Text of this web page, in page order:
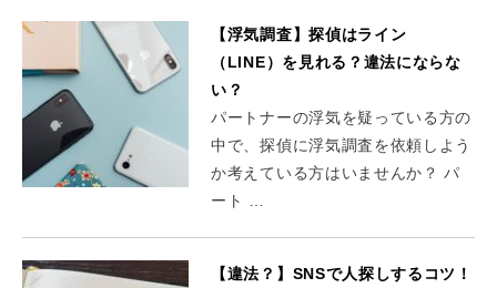
【浮気調査】探偵はライン
（LINE）を見れる？違法にならな
い？
パートナーの浮気を疑っている方の
中で、探偵に浮気調査を依頼しよう
か考えている方はいませんか？ パ
ート …
【違法？】SNSで人探しするコツ！